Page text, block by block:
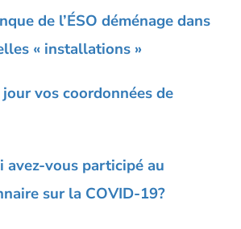
de l’ÉSO déménage dans
« installations »
vos coordonnées de
avez-vous participé au
sur la COVID-19?